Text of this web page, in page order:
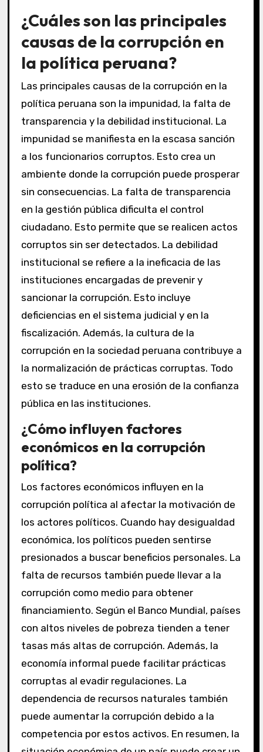
¿Cuáles son las principales
causas de la corrupción en
la política peruana?
Las principales causas de la corrupción en la
política peruana son la impunidad, la falta de
transparencia y la debilidad institucional. La
impunidad se manifiesta en la escasa sanción
a los funcionarios corruptos. Esto crea un
ambiente donde la corrupción puede prosperar
sin consecuencias. La falta de transparencia
en la gestión pública dificulta el control
ciudadano. Esto permite que se realicen actos
corruptos sin ser detectados. La debilidad
institucional se refiere a la ineficacia de las
instituciones encargadas de prevenir y
sancionar la corrupción. Esto incluye
deficiencias en el sistema judicial y en la
fiscalización. Además, la cultura de la
corrupción en la sociedad peruana contribuye a
la normalización de prácticas corruptas. Todo
esto se traduce en una erosión de la confianza
pública en las instituciones.
¿Cómo influyen factores
económicos en la corrupción
política?
Los factores económicos influyen en la
corrupción política al afectar la motivación de
los actores políticos. Cuando hay desigualdad
económica, los políticos pueden sentirse
presionados a buscar beneficios personales. La
falta de recursos también puede llevar a la
corrupción como medio para obtener
financiamiento. Según el Banco Mundial, países
con altos niveles de pobreza tienden a tener
tasas más altas de corrupción. Además, la
economía informal puede facilitar prácticas
corruptas al evadir regulaciones. La
dependencia de recursos naturales también
puede aumentar la corrupción debido a la
competencia por estos activos. En resumen, la